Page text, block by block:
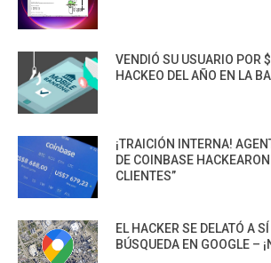
VENDIÓ SU USUARIO POR
HACKEO DEL AÑO EN LA
¡TRAICIÓN INTERNA!
DE COINBASE
CLIENTES”
EL HACKER SE DELATÓ A
BÚSQUEDA EN GOOGLE –